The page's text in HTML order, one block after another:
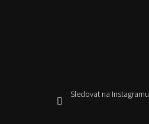
Sledovat na Instagramu